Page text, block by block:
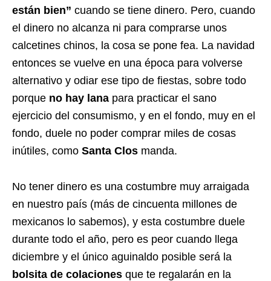
están bien” cuando se tiene dinero. Pero, cuando
el dinero no alcanza ni para comprarse unos
calcetines chinos, la cosa se pone fea. La navidad
entonces se vuelve en una época para volverse
alternativo y odiar ese tipo de fiestas, sobre todo
porque no hay lana para practicar el sano
ejercicio del consumismo, y en el fondo, muy en el
fondo, duele no poder comprar miles de cosas
inútiles, como Santa Clos manda.
No tener dinero es una costumbre muy arraigada
en nuestro país (más de cincuenta millones de
mexicanos lo sabemos), y esta costumbre duele
durante todo el año, pero es peor cuando llega
diciembre y el único aguinaldo posible será la
bolsita de colaciones que te regalarán en la